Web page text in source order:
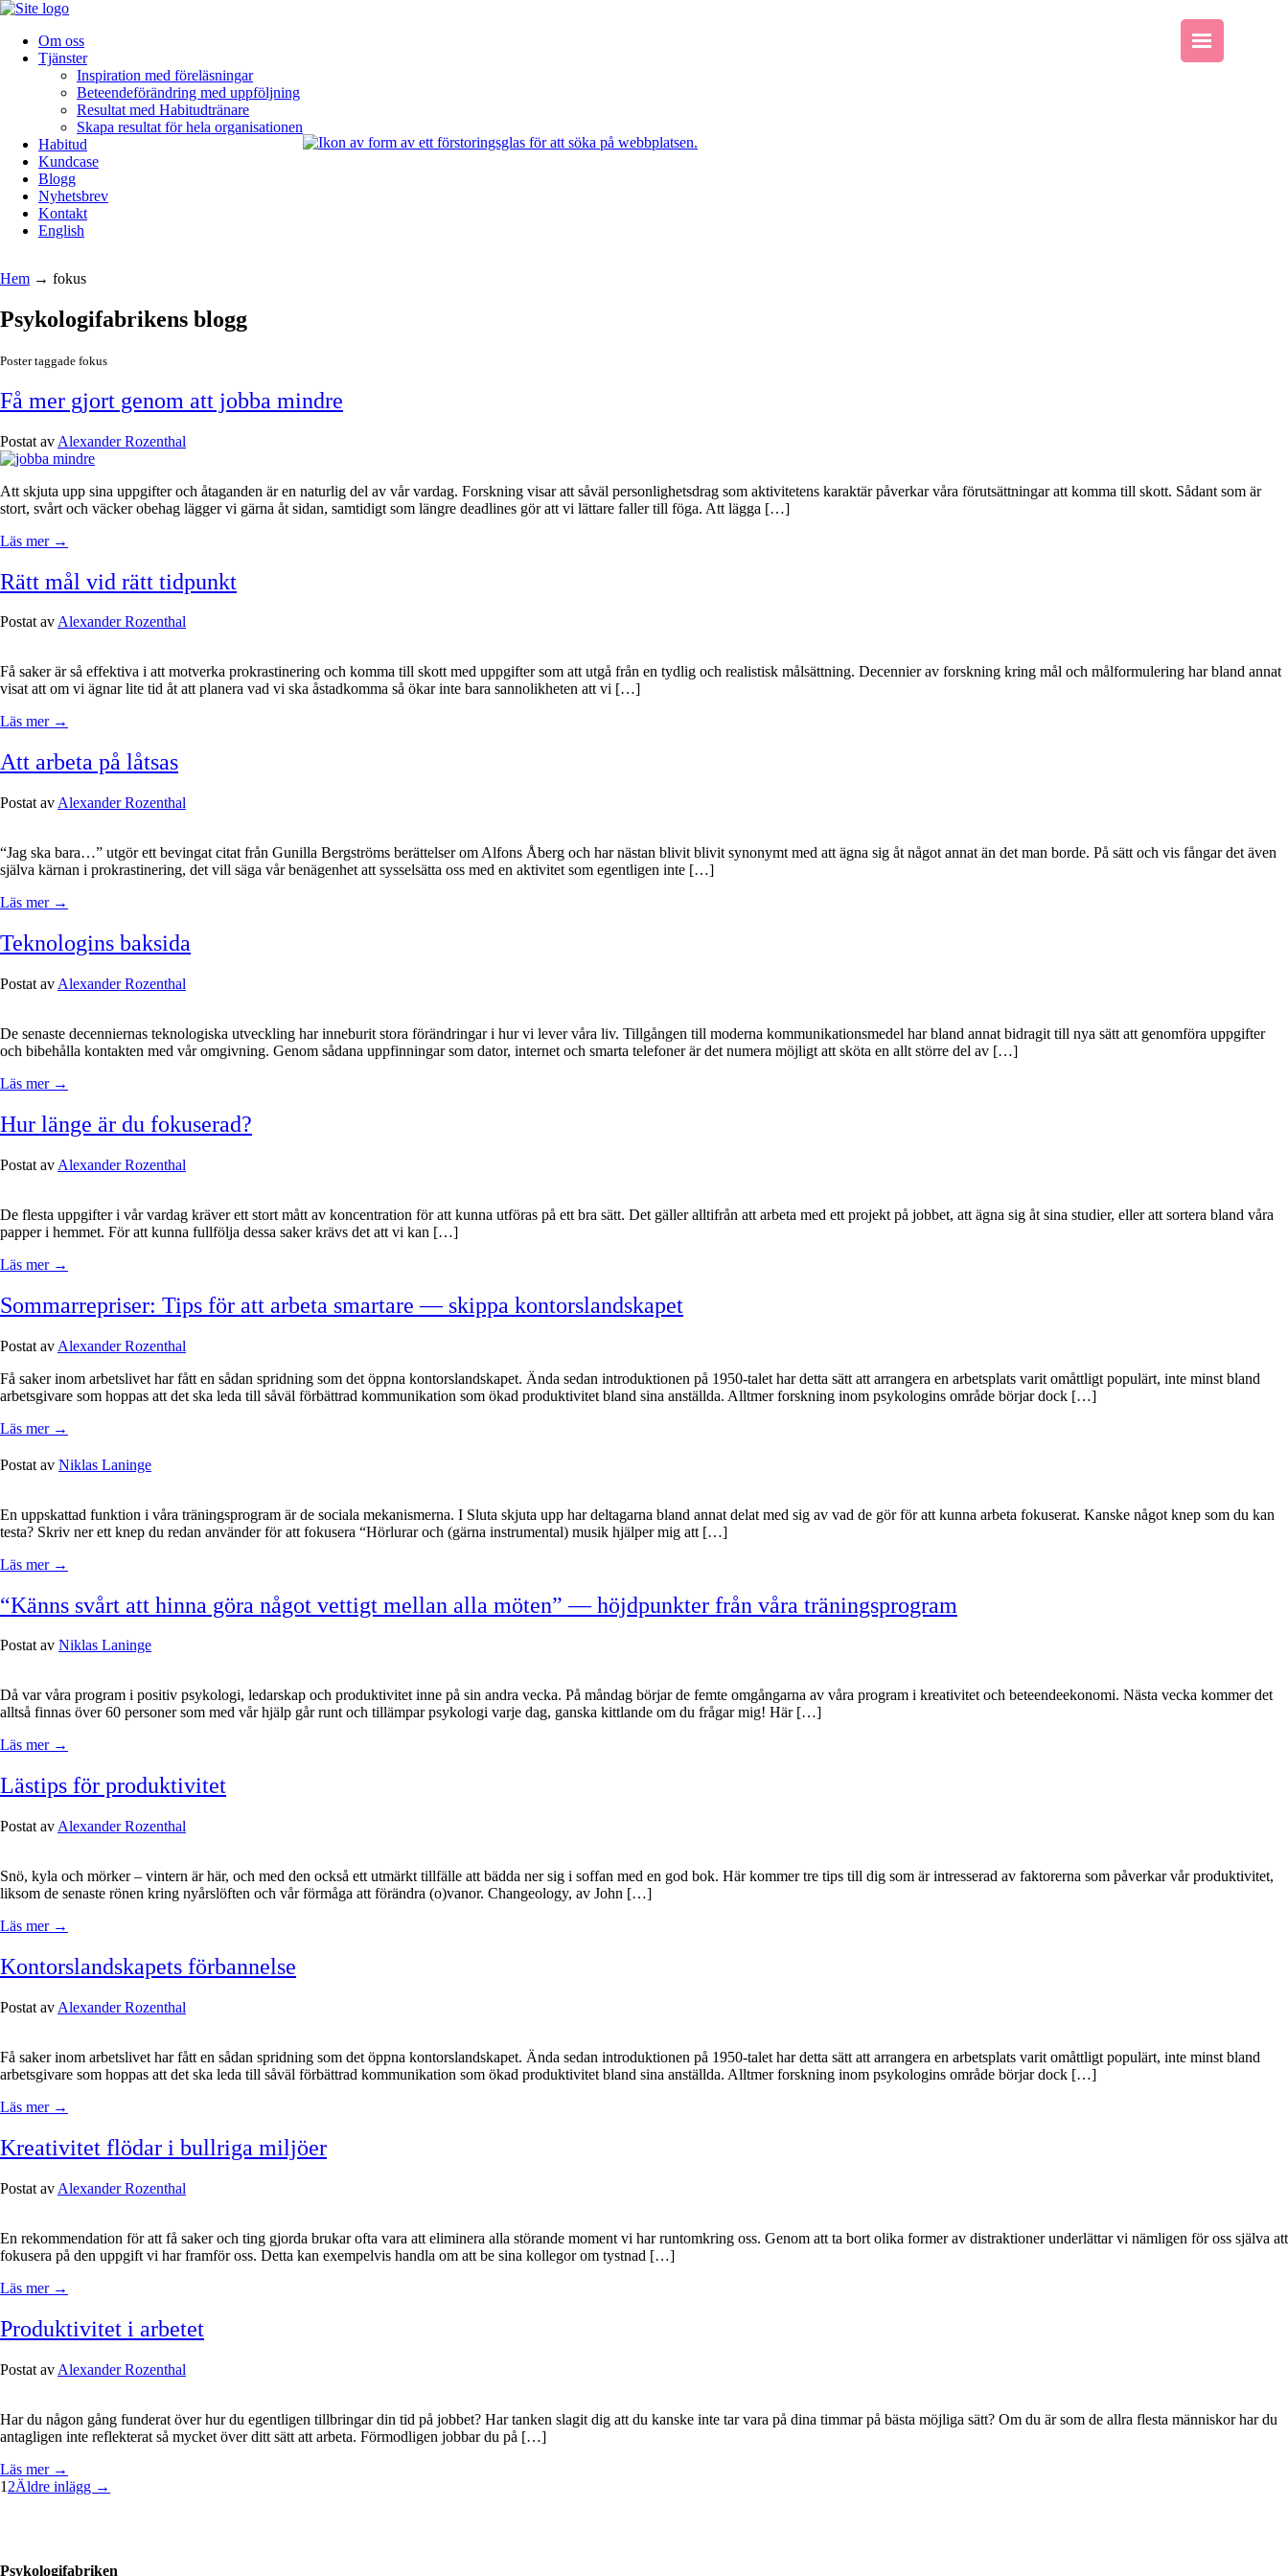
Om oss
Tjänster
Inspiration med föreläsningar
Beteendeförändring med uppföljning
Resultat med Habitudtränare
Skapa resultat för hela organisationen
Habitud
Kundcase
Blogg
Nyhetsbrev
Kontakt
English
Hem → fokus
Psykologifabrikens blogg
Poster taggade fokus
Få mer gjort genom att jobba mindre
Postat av Alexander Rozenthal
Att skjuta upp sina uppgifter och åtaganden är en naturlig del av vår vardag. Forskning visar att såväl personlighetsdrag som aktivitetens karaktär påverkar våra förutsättningar att komma till skott. Sådant som är
stort, svårt och väcker obehag lägger vi gärna åt sidan, samtidigt som längre deadlines gör att vi lättare faller till föga. Att lägga […]
Läs mer →
Rätt mål vid rätt tidpunkt
Postat avAlexander Rozenthal
Få saker är så effektiva i att motverka prokrastinering och komma till skott med uppgifter som att utgå från en tydlig och realistisk målsättning. Decennier av forskning kring mål och målformulering har bland annat
visat att om vi ägnar lite tid åt att planera vad vi ska åstadkomma så ökar inte bara sannolikheten att vi […]
Läs mer →
Att arbeta på låtsas
Postat av Alexander Rozenthal
“Jag ska bara…” utgör ett bevingat citat från Gunilla Bergströms berättelser om Alfons Åberg och har nästan blivit blivit synonymt med att ägna sig åt något annat än det man borde. På sätt och vis fångar det även
själva kärnan i prokrastinering, det vill säga vår benägenhet att sysselsätta oss med en aktivitet som egentligen inte […]
Läs mer →
Teknologins baksida
Postat av Alexander Rozenthal
De senaste decenniernas teknologiska utveckling har inneburit stora förändringar i hur vi lever våra liv. Tillgången till moderna kommunikationsmedel har bland annat bidragit till nya sätt att genomföra uppgifter
och bibehålla kontakten med vår omgivning. Genom sådana uppfinningar som dator, internet och smarta telefoner är det numera möjligt att sköta en allt större del av […]
Läs mer →
Hur länge är du fokuserad?
Postat av Alexander Rozenthal
De flesta uppgifter i vår vardag kräver ett stort mått av koncentration för att kunna utföras på ett bra sätt. Det gäller alltifrån att arbeta med ett projekt på jobbet, att ägna sig åt sina studier, eller att sortera bland våra
papper i hemmet. För att kunna fullfölja dessa saker krävs det att vi kan […]
Läs mer →
Sommarrepriser: Tips för att arbeta smartare — skippa kontorslandskapet
Postat av Alexander Rozenthal
Få saker inom arbetslivet har fått en sådan spridning som det öppna kontorslandskapet. Ända sedan introduktionen på 1950-talet har detta sätt att arrangera en arbetsplats varit omåttligt populärt, inte minst bland
arbetsgivare som hoppas att det ska leda till såväl förbättrad kommunikation som ökad produktivitet bland sina anställda. Alltmer forskning inom psykologins område börjar dock […]
Läs mer →
Postat av Niklas Laninge
En uppskattad funktion i våra träningsprogram är de sociala mekanismerna. I Sluta skjuta upp har deltagarna bland annat delat med sig av vad de gör för att kunna arbeta fokuserat. Kanske något knep som du kan
testa? Skriv ner ett knep du redan använder för att fokusera “Hörlurar och (gärna instrumental) musik hjälper mig att […]
Läs mer →
“Känns svårt att hinna göra något vettigt mellan alla möten” — höjdpunkter från våra träningsprogram
Postat av Niklas Laninge
Då var våra program i positiv psykologi, ledarskap och produktivitet inne på sin andra vecka. På måndag börjar de femte omgångarna av våra program i kreativitet och beteendeekonomi. Nästa vecka kommer det
alltså finnas över 60 personer som med vår hjälp går runt och tillämpar psykologi varje dag, ganska kittlande om du frågar mig! Här […]
Läs mer →
Lästips för produktivitet
Postat av Alexander Rozenthal
Snö, kyla och mörker – vintern är här, och med den också ett utmärkt tillfälle att bädda ner sig i soffan med en god bok. Här kommer tre tips till dig som är intresserad av faktorerna som påverkar vår produktivitet,
liksom de senaste rönen kring nyårslöften och vår förmåga att förändra (o)vanor. Changeology, av John […]
Läs mer →
Kontorslandskapets förbannelse
Postat av Alexander Rozenthal
Få saker inom arbetslivet har fått en sådan spridning som det öppna kontorslandskapet. Ända sedan introduktionen på 1950-talet har detta sätt att arrangera en arbetsplats varit omåttligt populärt, inte minst bland
arbetsgivare som hoppas att det ska leda till såväl förbättrad kommunikation som ökad produktivitet bland sina anställda. Alltmer forskning inom psykologins område börjar dock […]
Läs mer →
Kreativitet flödar i bullriga miljöer
Postat av Alexander Rozenthal
En rekommendation för att få saker och ting gjorda brukar ofta vara att eliminera alla störande moment vi har runtomkring oss. Genom att ta bort olika former av distraktioner underlättar vi nämligen för oss själva att
fokusera på den uppgift vi har framför oss. Detta kan exempelvis handla om att be sina kollegor om tystnad […]
Läs mer →
Produktivitet i arbetet
Postat av Alexander Rozenthal
Har du någon gång funderat över hur du egentligen tillbringar din tid på jobbet? Har tanken slagit dig att du kanske inte tar vara på dina timmar på bästa möjliga sätt? Om du är som de allra flesta människor har du
antagligen inte reflekterat så mycket över ditt sätt att arbeta. Förmodligen jobbar du på […]
Läs mer →
1 2Äldre inlägg →
Psykologifabriken